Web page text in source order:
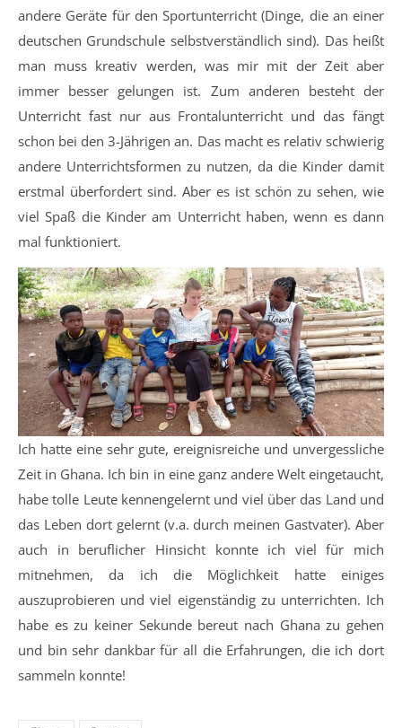
andere Geräte für den Sportunterricht (Dinge, die an einer
deutschen Grundschule selbstverständlich sind). Das heißt
man muss kreativ werden, was mir mit der Zeit aber
immer besser gelungen ist. Zum anderen besteht der
Unterricht fast nur aus Frontalunterricht und das fängt
schon bei den 3-Jährigen an. Das macht es relativ schwierig
andere Unterrichtsformen zu nutzen, da die Kinder damit
erstmal überfordert sind. Aber es ist schön zu sehen, wie
viel Spaß die Kinder am Unterricht haben, wenn es dann
mal funktioniert.
Ich hatte eine sehr gute, ereignisreiche und unvergessliche
Zeit in Ghana. Ich bin in eine ganz andere Welt eingetaucht,
habe tolle Leute kennengelernt und viel über das Land und
das Leben dort gelernt (v.a. durch meinen Gastvater). Aber
auch in beruflicher Hinsicht konnte ich viel für mich
mitnehmen, da ich die Möglichkeit hatte einiges
auszuprobieren und viel eigenständig zu unterrichten. Ich
habe es zu keiner Sekunde bereut nach Ghana zu gehen
und bin sehr dankbar für all die Erfahrungen, die ich dort
sammeln konnte!